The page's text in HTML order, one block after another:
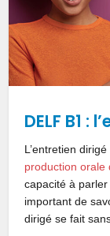
DELF B1 :
L’entretien
production orale
capacité à
important de
dirigé se fait